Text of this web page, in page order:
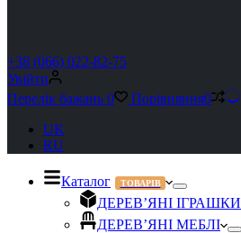
+38 (066) 022-82-75
Увійти
Перелік бажань 0 Порівняння0
UK
RU
Каталог ТОВАРІВ
ДЕРЕВ’ЯНІ ІГРАШКИ
ДЕРЕВ’ЯНІ МЕБЛІ